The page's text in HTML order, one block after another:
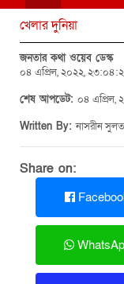
খেলার দুনিয়া
জনতার কথা ওয়েব ডেস্ক
০৪ এপ্রিল, ২০২২,
শেষ আপডেট: ০৪ এপ্রিল,
Written By:নাসরীন
Share on: